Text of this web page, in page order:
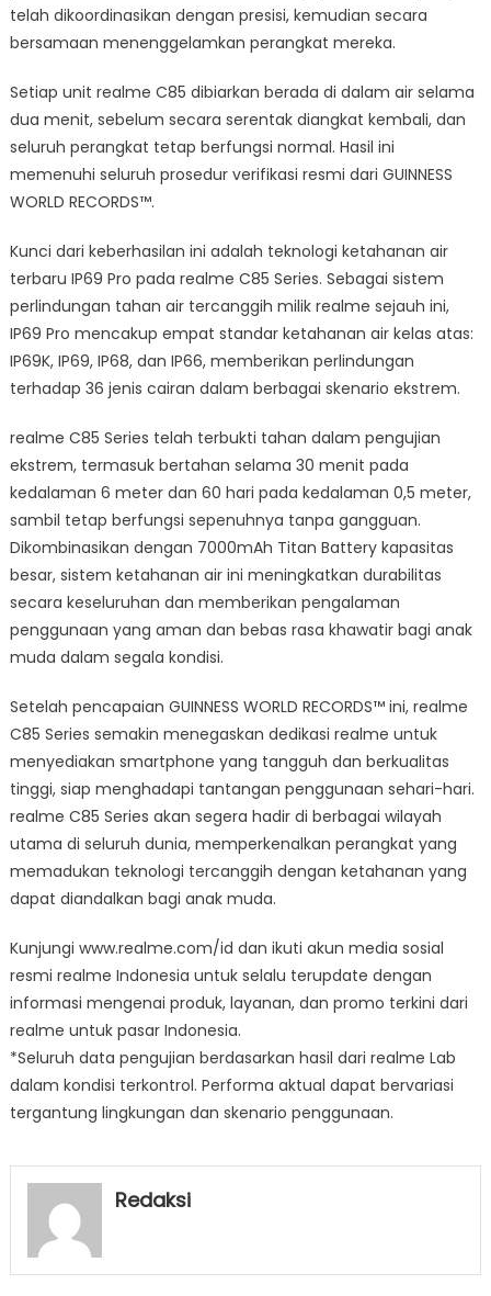
telah dikoordinasikan dengan presisi, kemudian secara
bersamaan menenggelamkan perangkat mereka.
Setiap unit realme C85 dibiarkan berada di dalam air selama
dua menit, sebelum secara serentak diangkat kembali, dan
seluruh perangkat tetap berfungsi normal. Hasil ini
memenuhi seluruh prosedur verifikasi resmi dari GUINNESS
WORLD RECORDS™.
Kunci dari keberhasilan ini adalah teknologi ketahanan air
terbaru IP69 Pro pada realme C85 Series. Sebagai sistem
perlindungan tahan air tercanggih milik realme sejauh ini,
IP69 Pro mencakup empat standar ketahanan air kelas atas:
IP69K, IP69, IP68, dan IP66, memberikan perlindungan
terhadap 36 jenis cairan dalam berbagai skenario ekstrem.
realme C85 Series telah terbukti tahan dalam pengujian
ekstrem, termasuk bertahan selama 30 menit pada
kedalaman 6 meter dan 60 hari pada kedalaman 0,5 meter,
sambil tetap berfungsi sepenuhnya tanpa gangguan.
Dikombinasikan dengan 7000mAh Titan Battery kapasitas
besar, sistem ketahanan air ini meningkatkan durabilitas
secara keseluruhan dan memberikan pengalaman
penggunaan yang aman dan bebas rasa khawatir bagi anak
muda dalam segala kondisi.
Setelah pencapaian GUINNESS WORLD RECORDS™ ini, realme
C85 Series semakin menegaskan dedikasi realme untuk
menyediakan smartphone yang tangguh dan berkualitas
tinggi, siap menghadapi tantangan penggunaan sehari-hari.
realme C85 Series akan segera hadir di berbagai wilayah
utama di seluruh dunia, memperkenalkan perangkat yang
memadukan teknologi tercanggih dengan ketahanan yang
dapat diandalkan bagi anak muda.
Kunjungi www.realme.com/id dan ikuti akun media sosial
resmi realme Indonesia untuk selalu terupdate dengan
informasi mengenai produk, layanan, dan promo terkini dari
realme untuk pasar Indonesia.
*Seluruh data pengujian berdasarkan hasil dari realme Lab
dalam kondisi terkontrol. Performa aktual dapat bervariasi
tergantung lingkungan dan skenario penggunaan.
Redaksi